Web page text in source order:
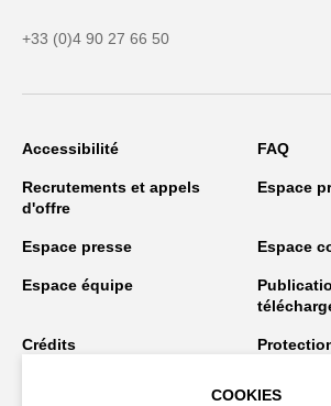
+33 (0)4 90 27 66 50
Accessibilité FAQ
Recrutements et appels
d'offre
Espace
Espace presse Espace
Espace équipe
Crédits
COOKIES